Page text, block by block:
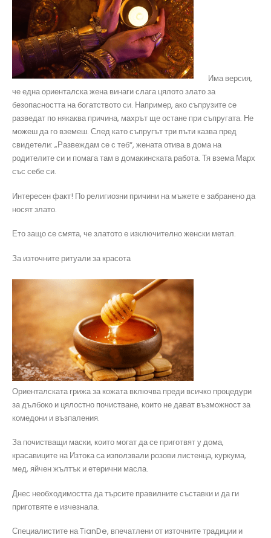
Има версия,
че една ориенталска жена винаги слага цялото злато за
безопасността на богатството си. Например, ако съпрузите се
разведат по някаква причина, махрът ще остане при съпругата. Не
можеш да го вземеш. След като съпругът три пъти казва пред
свидетели: „Развеждам се с теб“, жената отива в дома на
родителите си и помага там в домакинската работа. Тя взема Марх
със себе си.
Интересен факт! По религиозни причини на мъжете е забранено да
носят злато.
Ето защо се смята, че златото е изключително женски метал.
За източните ритуали за красота
Ориенталската грижа за кожата включва преди всичко процедури
за дълбоко и цялостно почистване, които не дават възможност за
комедони и възпаления.
За почистващи маски, които могат да се приготвят у дома,
красавиците на Изтока са използвали розови листенца, куркума,
мед, яйчен жълтък и етерични масла.
Днес необходимостта да търсите правилните съставки и да ги
приготвяте е изчезнала.
Специалистите на TianDe, впечатлени от източните традиции и